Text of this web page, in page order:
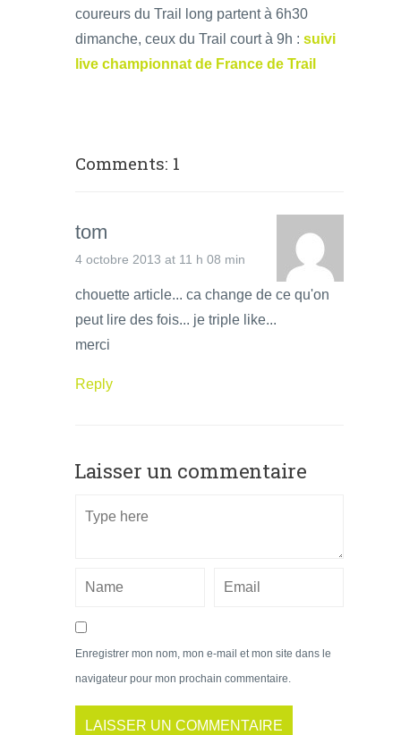
coureurs du Trail long partent à 6h30
dimanche, ceux du Trail court à 9h : suivi
live championnat de France de Trail
Comments: 1
tom
4 octobre 2013 at 11 h 08 min
chouette article... ca change de ce qu'on
peut lire des fois... je triple like...
merci
Reply
Laisser un commentaire
Enregistrer mon nom, mon e-mail et mon site dans le
navigateur pour mon prochain commentaire.